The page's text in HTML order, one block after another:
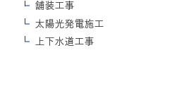
舗装工事
太陽光発電施工
上下水道工事